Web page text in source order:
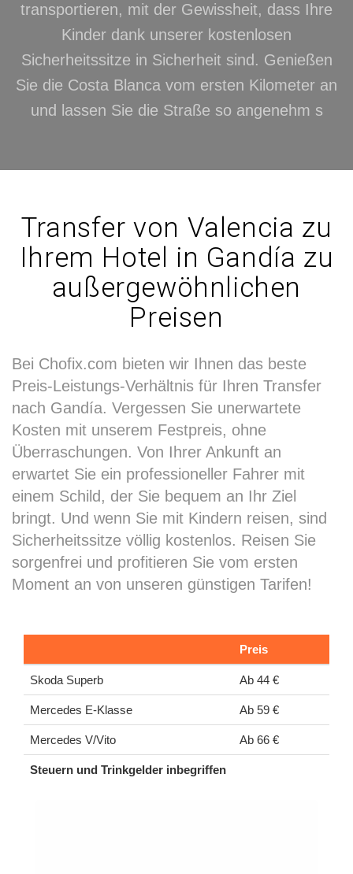
transportieren, mit der Gewissheit, dass Ihre
Kinder dank unserer kostenlosen
Sicherheitssitze in Sicherheit sind. Genießen
Sie die Costa Blanca vom ersten Kilometer an
und lassen Sie die Straße so angenehm s
Transfer von Valencia zu
Ihrem Hotel in Gandía zu
außergewöhnlichen
Preisen
Bei Chofix.com bieten wir Ihnen das beste
Preis-Leistungs-Verhältnis für Ihren Transfer
nach Gandía. Vergessen Sie unerwartete
Kosten mit unserem Festpreis, ohne
Überraschungen. Von Ihrer Ankunft an
erwartet Sie ein professioneller Fahrer mit
einem Schild, der Sie bequem an Ihr Ziel
bringt. Und wenn Sie mit Kindern reisen, sind
Sicherheitssitze völlig kostenlos. Reisen Sie
sorgenfrei und profitieren Sie vom ersten
Moment an von unseren günstigen Tarifen!
Preis
Skoda Superb Ab 44 €
Mercedes E-Klasse Ab 59 €
Mercedes V/Vito Ab 66 €
Steuern und Trinkgelder inbegriffen